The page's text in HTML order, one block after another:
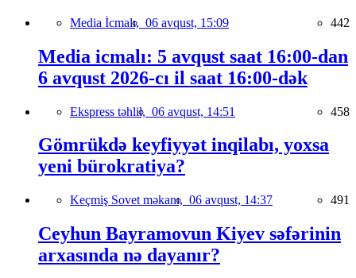
Media İcmalı, 06 avqust, 15:09 442
Media icmalı: 5 avqust saat 16:00-dan
6 avqust 2026-cı il saat 16:00-dək
Ekspress təhlil, 06 avqust, 14:51 458
Gömrükdə keyfiyyət inqilabı, yoxsa
yeni bürokratiya?
Keçmiş Sovet məkanı, 06 avqust, 14:37 491
Ceyhun Bayramovun Kiyev səfərinin
arxasında nə dayanır?